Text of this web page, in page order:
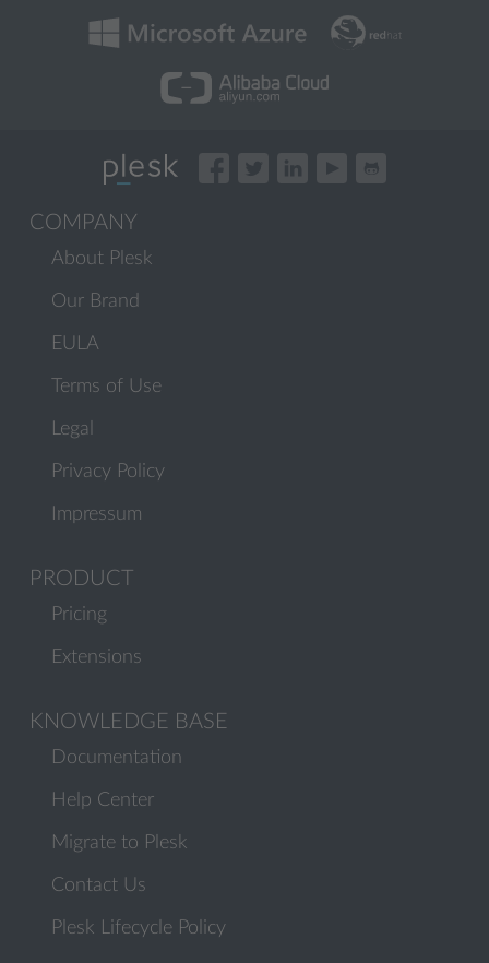
COMPANY
About Plesk
Our Brand
EULA
Terms of Use
Legal
Privacy Policy
Impressum
PRODUCT
Pricing
Extensions
KNOWLEDGE BASE
Documentation
Help Center
Migrate to Plesk
Contact Us
Plesk Lifecycle Policy